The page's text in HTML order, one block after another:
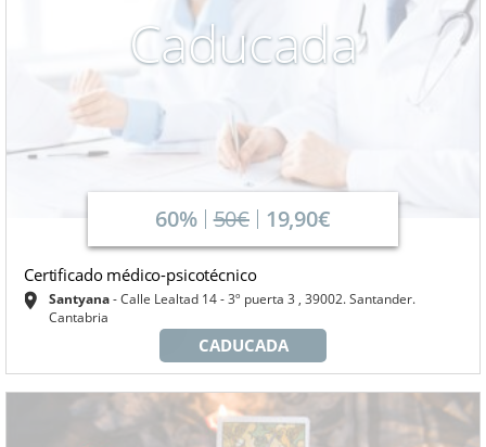
Caducada
60% 50€ 19,90€
Certificado médico-psicotécnico
Santyana Calle Lealtad 14 - 3º puerta 3 , 39002. Santander.
Cantabria
CADUCADA